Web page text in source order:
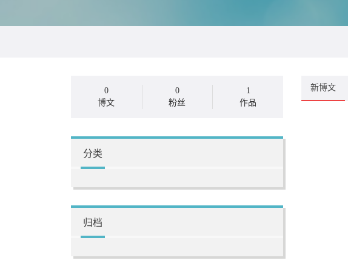
0
博文
0
粉丝
1
作品
分类
归档
新博文